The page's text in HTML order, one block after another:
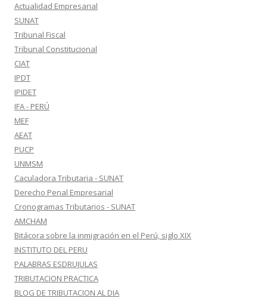
Actualidad Empresarial
SUNAT
Tribunal Fiscal
Tribunal Constitucional
CIAT
IPDT
IPIDET
IFA - PERÚ
MEF
AEAT
PUCP
UNMSM
Caculadora Tributaria - SUNAT
Derecho Penal Empresarial
Cronogramas Tributarios - SUNAT
AMCHAM
Bitácora sobre la inmigración en el Perú, siglo XIX
INSTITUTO DEL PERU
PALABRAS ESDRUJULAS
TRIBUTACION PRACTICA
BLOG DE TRIBUTACION AL DIA